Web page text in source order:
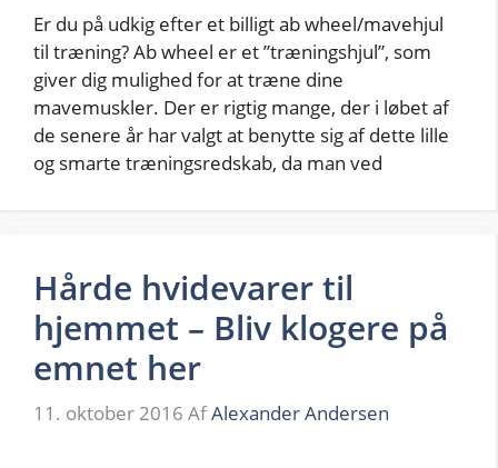
Er du på udkig efter et billigt ab wheel/mavehjul
til træning? Ab wheel er et ”træningshjul”, som
giver dig mulighed for at træne dine
mavemuskler. Der er rigtig mange, der i løbet af
de senere år har valgt at benytte sig af dette lille
og smarte træningsredskab, da man ved
Hårde hvidevarer til
hjemmet – Bliv klogere på
emnet her
11. oktober 2016 AfAlexander Andersen